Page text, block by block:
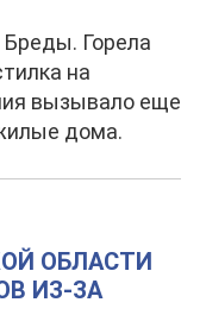
Горела
на
вызывало еще
дома.
ОБЛАСТИ
ИЗ-ЗА